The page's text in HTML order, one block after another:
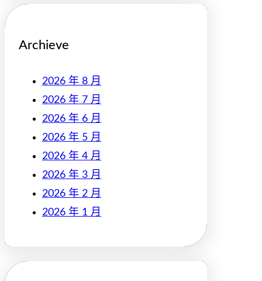
Archieve
2026 年 8 月
2026 年 7 月
2026 年 6 月
2026 年 5 月
2026 年 4 月
2026 年 3 月
2026 年 2 月
2026 年 1 月